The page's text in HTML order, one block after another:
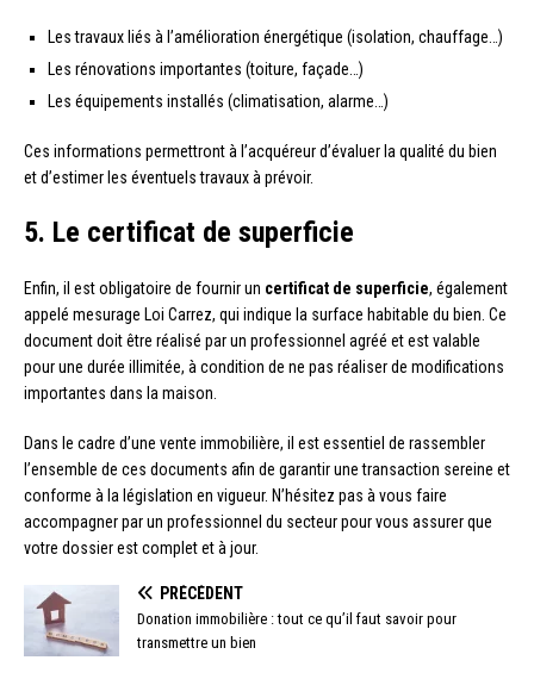
Les travaux liés à l’amélioration énergétique (isolation, chauffage…)
Les rénovations importantes (toiture, façade…)
Les équipements installés (climatisation, alarme…)
Ces informations permettront à l’acquéreur d’évaluer la qualité du bien
et d’estimer les éventuels travaux à prévoir.
5. Le certificat de superficie
Enfin, il est obligatoire de fournir un certificat de superficie, également
appelé mesurage Loi Carrez, qui indique la surface habitable du bien. Ce
document doit être réalisé par un professionnel agréé et est valable
pour une durée illimitée, à condition de ne pas réaliser de modifications
importantes dans la maison.
Dans le cadre d’une vente immobilière, il est essentiel de rassembler
l’ensemble de ces documents afin de garantir une transaction sereine et
conforme à la législation en vigueur. N’hésitez pas à vous faire
accompagner par un professionnel du secteur pour vous assurer que
votre dossier est complet et à jour.
PRÉCÉDENT
Donation immobilière : tout ce qu’il faut savoir pour
transmettre un bien